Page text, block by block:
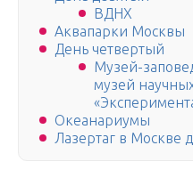
ВДНХ
Аквапарки Москвы
День четвертый
Музей-
музей
Океанариумы
Лазертаг в Москве